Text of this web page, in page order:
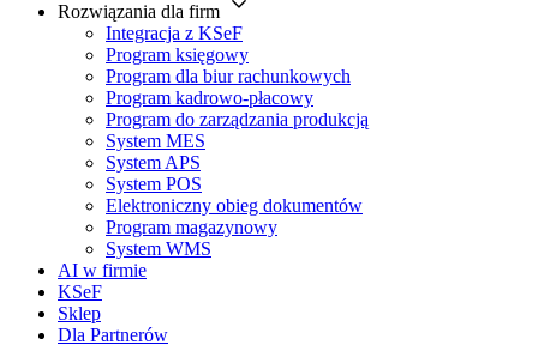
Rozwiązania dla firm
Integracja z KSeF
Program księgowy
Program dla biur rachunkowych
Program kadrowo-płacowy
Program do zarządzania produkcją
System MES
System APS
System POS
Elektroniczny obieg dokumentów
Program magazynowy
System WMS
AI w firmie
KSeF
Sklep
Dla Partnerów